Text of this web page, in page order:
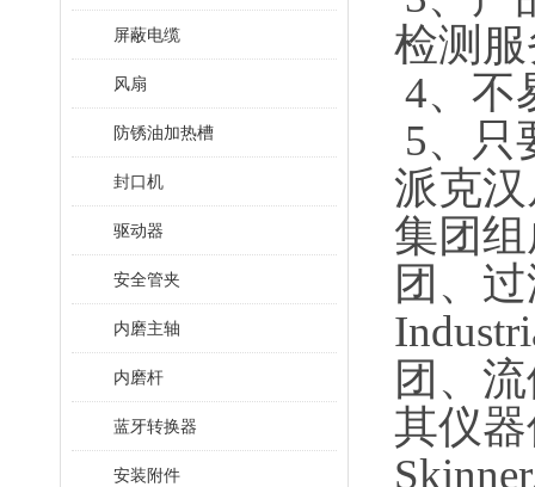
屏蔽电缆
风扇
防锈油加热槽
封口机
驱动器
安全管夹
内磨主轴
内磨杆
蓝牙转换器
安装附件
检测
4、不
5、只
派克
集团
团、
团、
其仪